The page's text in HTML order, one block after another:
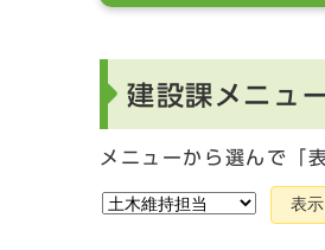
建設課メニュ
メニューから選んで「
表示